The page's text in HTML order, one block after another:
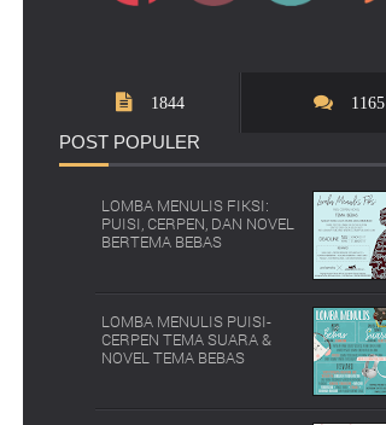
1844 1165
POST POPULER
LOMBA MENULIS FIKSI:
PUISI, CERPEN, DAN NOVEL
BERTEMA BEBAS
LOMBA MENULIS PUISI-
CERPEN TEMA SUARA &
NOVEL TEMA BEBAS